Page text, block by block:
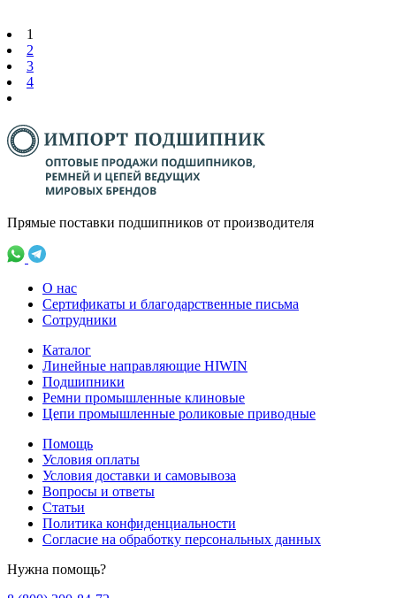
1
2
3
4
Прямые поставки подшипников от производителя
О нас
Сертификаты и благодарственные письма
Сотрудники
Каталог
Линейные направляющие HIWIN
Подшипники
Ремни промышленные клиновые
Цепи промышленные роликовые приводные
Помощь
Условия оплаты
Условия доставки и самовывоза
Вопросы и ответы
Статьи
Политика конфиденциальности
Согласие на обработку персональных данных
Нужна помощь?